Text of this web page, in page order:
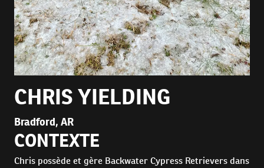
CHRIS YIELDING
Bradford, AR
CONTEXTE
Chris possède et gère Backwater Cypress Retrievers dans